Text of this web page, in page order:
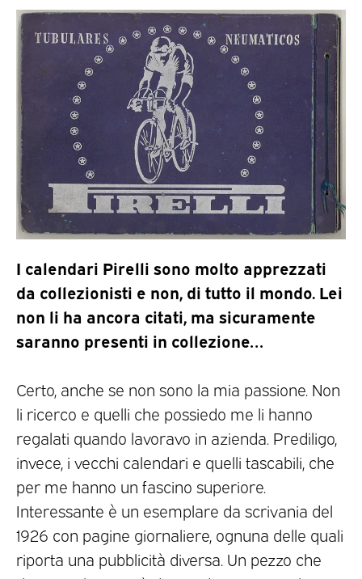
I calendari Pirelli sono molto apprezzati
da collezionisti e non, di tutto il mondo. Lei
non li ha ancora citati, ma sicuramente
saranno presenti in collezione…
Certo, anche se non sono la mia passione. Non
li ricerco e quelli che possiedo me li hanno
regalati quando lavoravo in azienda. Prediligo,
invece, i vecchi calendari e quelli tascabili, che
per me hanno un fascino superiore.
Interessante è un esemplare da scrivania del
1926 con pagine giornaliere, ognuna delle quali
riporta una pubblicità diversa. Un pezzo che